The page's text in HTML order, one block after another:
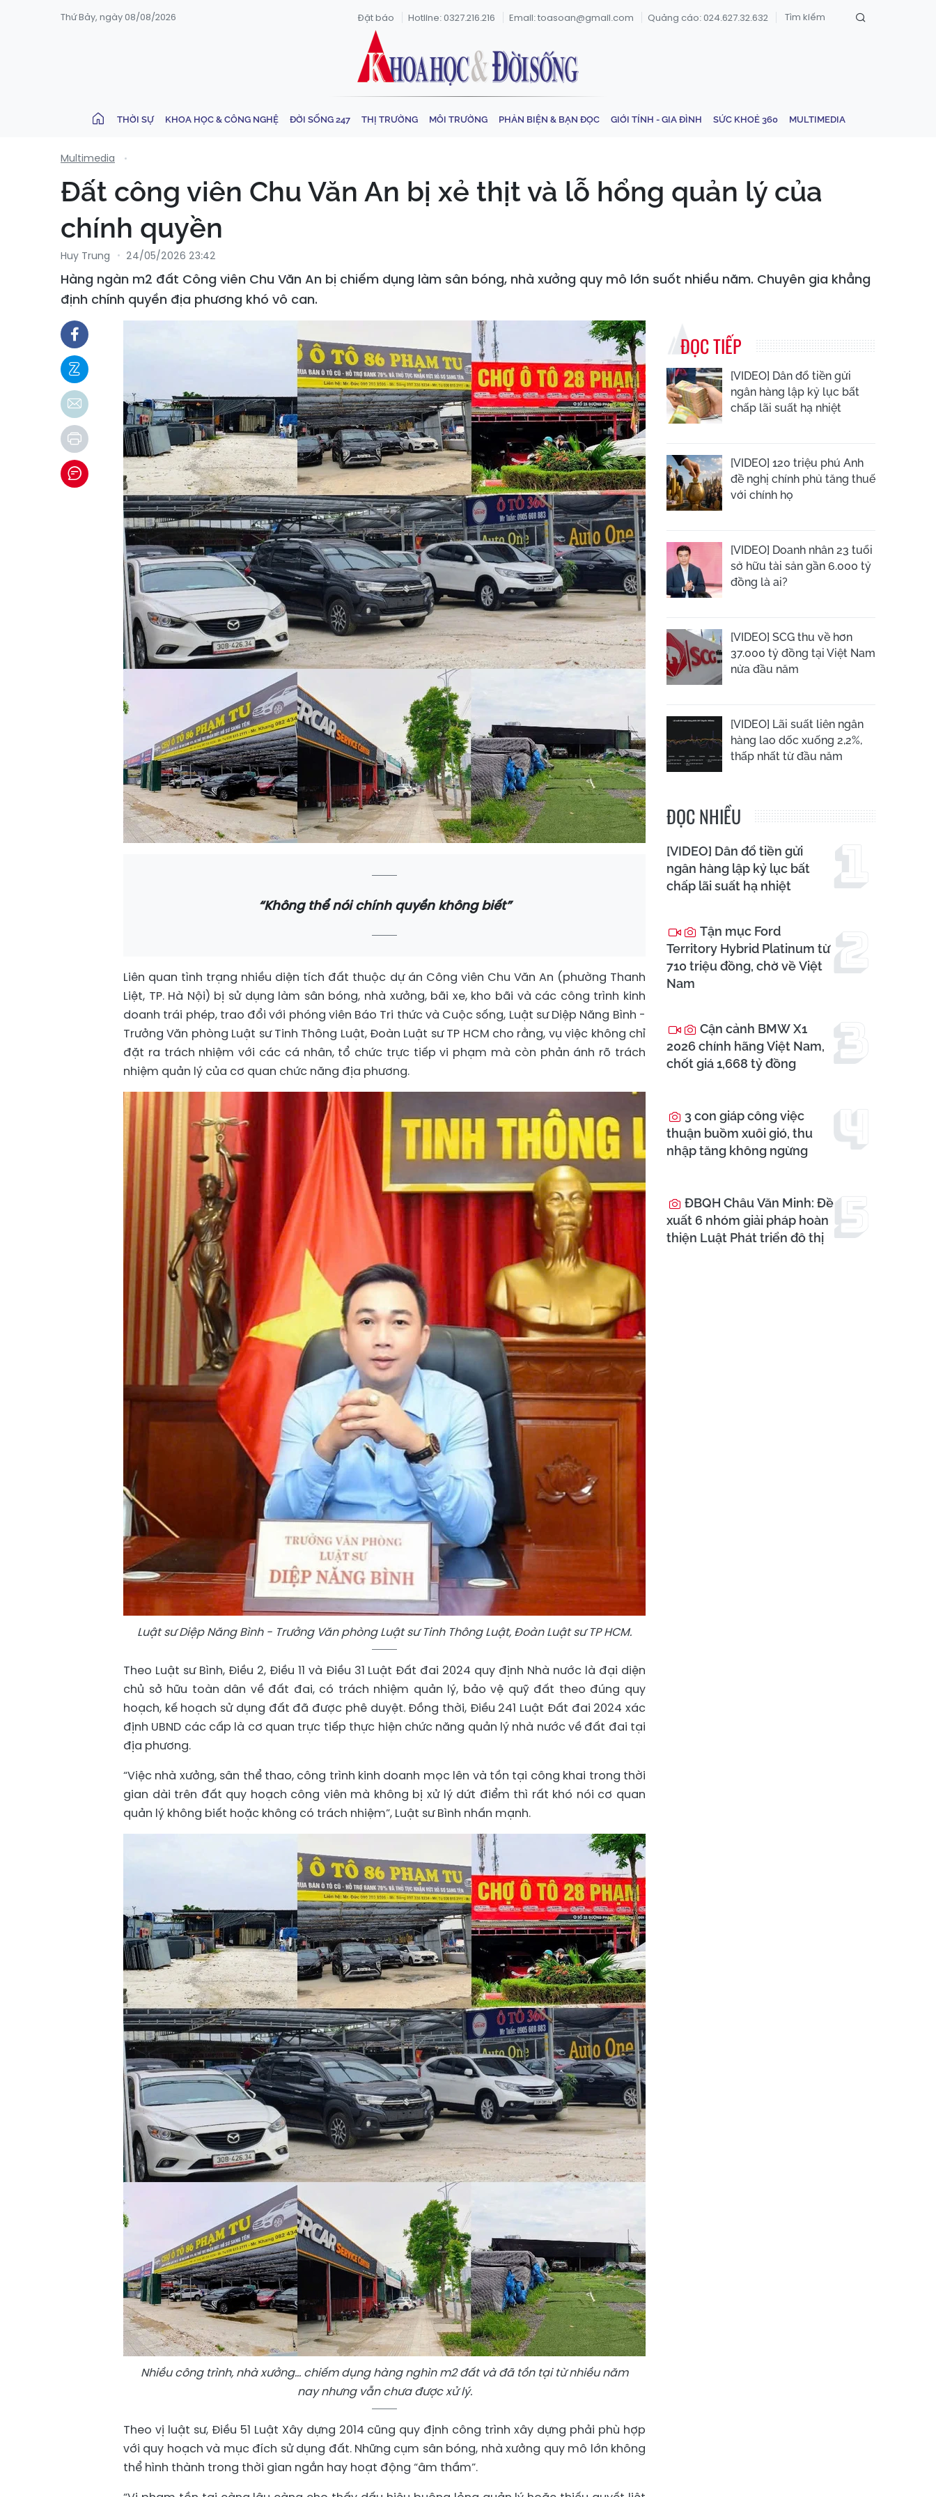
Thứ Bảy, ngày 08/08/2026 Đặt báo Hotline: 0327.216.216 Email: toasoan@gmail.com Quảng cáo: 024.627.32.632
THỜI SỰ KHOA HỌC & CÔNG NGHỆ ĐỜI SỐNG 247 THỊ TRƯỜNG MÔI TRƯỜNG PHẢN BIỆN & BẠN ĐỌC GIỚI TÍNH - GIA ĐÌNH SỨC KHOẺ 360 MULTIMEDIA
Multimedia
Đất công viên Chu Văn An bị xẻ thịt và lỗ hổng quản lý của
chính quyền
Huy Trung 24/05/2026 23:42
Hàng ngàn m2 đất Công viên Chu Văn An bị chiếm dụng làm sân bóng, nhà xưởng quy mô lớn suốt nhiều năm. Chuyên gia khẳng
định chính quyền địa phương khó vô can.
“Không thể nói chính quyền không biết”
Liên quan tình trạng nhiều diện tích đất thuộc dự án Công viên Chu Văn An (phường Thanh
Liệt, TP. Hà Nội) bị sử dụng làm sân bóng, nhà xưởng, bãi xe, kho bãi và các công trình kinh
doanh trái phép, trao đổi với phóng viên Báo Tri thức và Cuộc sống, Luật sư Diệp Năng Bình -
Trưởng Văn phòng Luật sư Tinh Thông Luật, Đoàn Luật sư TP HCM cho rằng, vụ việc không chỉ
đặt ra trách nhiệm với các cá nhân, tổ chức trực tiếp vi phạm mà còn phản ánh rõ trách
nhiệm quản lý của cơ quan chức năng địa phương.
Luật sư Diệp Năng Bình - Trưởng Văn phòng Luật sư Tinh Thông Luật, Đoàn Luật sư TP HCM.
Theo Luật sư Bình, Điều 2, Điều 11 và Điều 31 Luật Đất đai 2024 quy định Nhà nước là đại diện
chủ sở hữu toàn dân về đất đai, có trách nhiệm quản lý, bảo vệ quỹ đất theo đúng quy
hoạch, kế hoạch sử dụng đất đã được phê duyệt. Đồng thời, Điều 241 Luật Đất đai 2024 xác
định UBND các cấp là cơ quan trực tiếp thực hiện chức năng quản lý nhà nước về đất đai tại
địa phương.
“Việc nhà xưởng, sân thể thao, công trình kinh doanh mọc lên và tồn tại công khai trong thời
gian dài trên đất quy hoạch công viên mà không bị xử lý dứt điểm thì rất khó nói cơ quan
quản lý không biết hoặc không có trách nhiệm”, Luật sư Bình nhấn mạnh.
Nhiều công trình, nhà xưởng... chiếm dụng hàng nghìn m2 đất và đã tồn tại từ nhiều năm
nay nhưng vẫn chưa được xử lý.
Theo vị luật sư, Điều 51 Luật Xây dựng 2014 cũng quy định công trình xây dựng phải phù hợp
với quy hoạch và mục đích sử dụng đất. Những cụm sân bóng, nhà xưởng quy mô lớn không
thể hình thành trong thời gian ngắn hay hoạt động “âm thầm”.
ĐỌC TIẾP
[VIDEO] Dân đổ tiền gửi
ngân hàng lập kỷ lục bất
chấp lãi suất hạ nhiệt
[VIDEO] 120 triệu phú Anh
đề nghị chính phủ tăng thuế
với chính họ
[VIDEO] Doanh nhân 23 tuổi
sở hữu tài sản gần 6.000 tỷ
đồng là ai?
[VIDEO] SCG thu về hơn
37.000 tỷ đồng tại Việt Nam
nửa đầu năm
[VIDEO] Lãi suất liên ngân
hàng lao dốc xuống 2,2%,
thấp nhất từ đầu năm
ĐỌC NHIỀU
[VIDEO] Dân đổ tiền gửi
ngân hàng lập kỷ lục bất
chấp lãi suất hạ nhiệt
Tận mục Ford
Territory Hybrid Platinum từ
710 triệu đồng, chờ về Việt
Nam
Cận cảnh BMW X1
2026 chính hãng Việt Nam,
chốt giá 1,668 tỷ đồng
3 con giáp công việc
thuận buồm xuôi gió, thu
nhập tăng không ngừng
ĐBQH Châu Văn Minh: Đề
xuất 6 nhóm giải pháp hoàn
thiện Luật Phát triển đô thị